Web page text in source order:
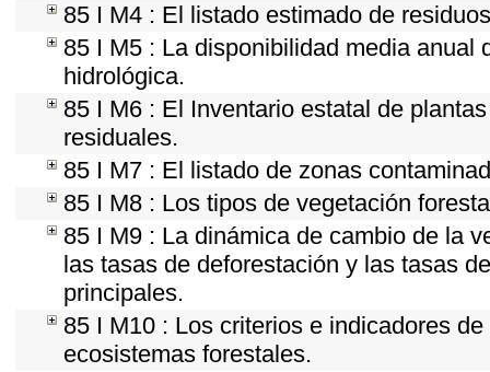
85 I M4 : El listado estimado de
85 I M5 : La disponibilidad media anual
hidrológica.
85 I M6 : El Inventario estatal de
residuales.
85 I M7 : El listado de zonas
85 I M8 : Los tipos de vegetación
85 I M9 : La dinámica de cambio de la
las tasas de deforestación y las tasas
principales.
85 I M10 : Los criterios e indicadores
ecosistemas forestales.